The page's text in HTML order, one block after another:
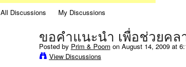
All Discussions
My Discussions
ขอคำแนะนำ เพื่อช่วยค
Posted by Prim & Poom on August 14, 2009 at
View Discussions